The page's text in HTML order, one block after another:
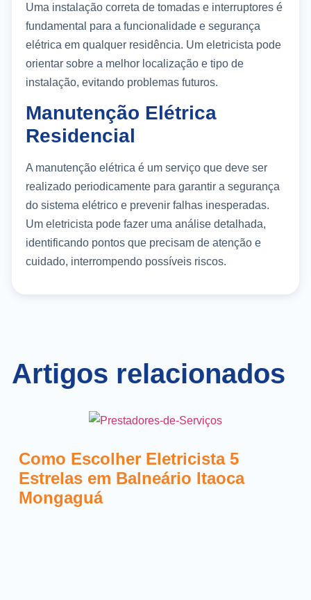
Uma instalação correta de tomadas e interruptores é
fundamental para a funcionalidade e segurança
elétrica em qualquer residência. Um eletricista pode
orientar sobre a melhor localização e tipo de
instalação, evitando problemas futuros.
Manutenção Elétrica
Residencial
A manutenção elétrica é um serviço que deve ser
realizado periodicamente para garantir a segurança
do sistema elétrico e prevenir falhas inesperadas.
Um eletricista pode fazer uma análise detalhada,
identificando pontos que precisam de atenção e
cuidado, interrompendo possíveis riscos.
Artigos relacionados
Como Escolher Eletricista 5
Estrelas em Balneário Itaoca
Mongaguá